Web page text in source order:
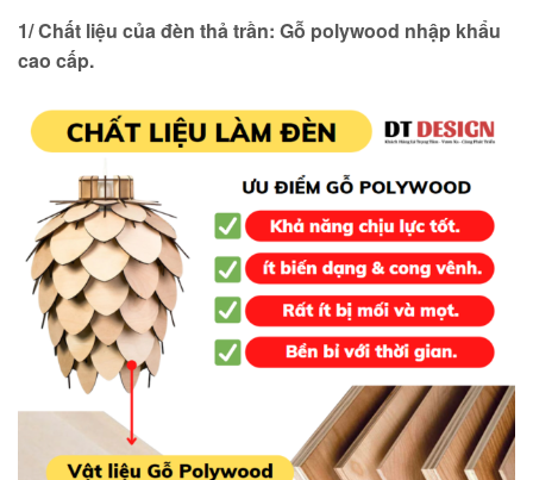
1/ Chất liệu của đèn thả trần: Gỗ polywood nhập khẩu
cao cấp.